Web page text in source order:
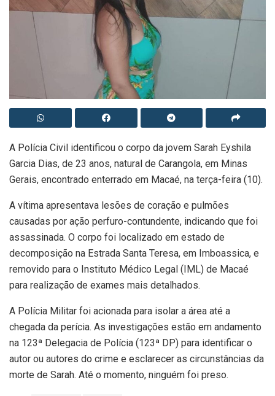
A Polícia Civil identificou o corpo da jovem Sarah Eyshila
Garcia Dias, de 23 anos, natural de Carangola, em Minas
Gerais, encontrado enterrado em Macaé, na terça-feira (10).
A vítima apresentava lesões de coração e pulmões
causadas por ação perfuro-contundente, indicando que foi
assassinada. O corpo foi localizado em estado de
decomposição na Estrada Santa Teresa, em Imboassica, e
removido para o Instituto Médico Legal (IML) de Macaé
para realização de exames mais detalhados.
A Polícia Militar foi acionada para isolar a área até a
chegada da perícia. As investigações estão em andamento
na 123ª Delegacia de Polícia (123ª DP) para identificar o
autor ou autores do crime e esclarecer as circunstâncias da
morte de Sarah. Até o momento, ninguém foi preso.